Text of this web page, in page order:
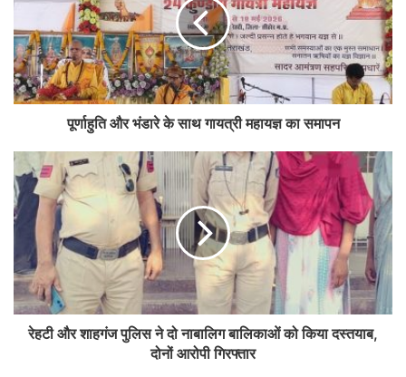
पूर्णाहुति और भंडारे के साथ गायत्री महायज्ञ का समापन
रेहटी और शाहगंज पुलिस ने दो नाबालिग बालिकाओं को किया दस्तयाब,
दोनों आरोपी गिरफ्तार